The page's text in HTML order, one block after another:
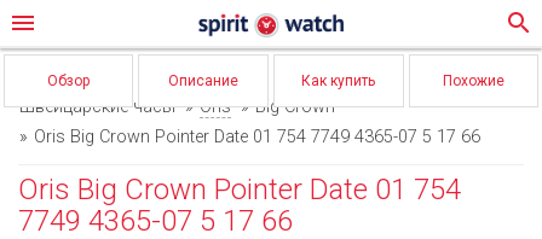
menu search
Обзор Описание Как купить Похожие
Швейцарские часы Oris
Big Crown
Oris Big Crown Pointer Date 01 754 7749 4365-07 5 17 66
Oris Big Crown Pointer Date 01 754
7749 4365-07 5 17 66